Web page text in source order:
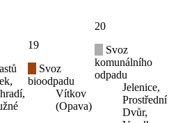
19
Svoz
bioodpadu
Vítkov
(Opava)
20
Svoz
komunálního
odpadu
Jelenice,
Prostřední
Dvůr,